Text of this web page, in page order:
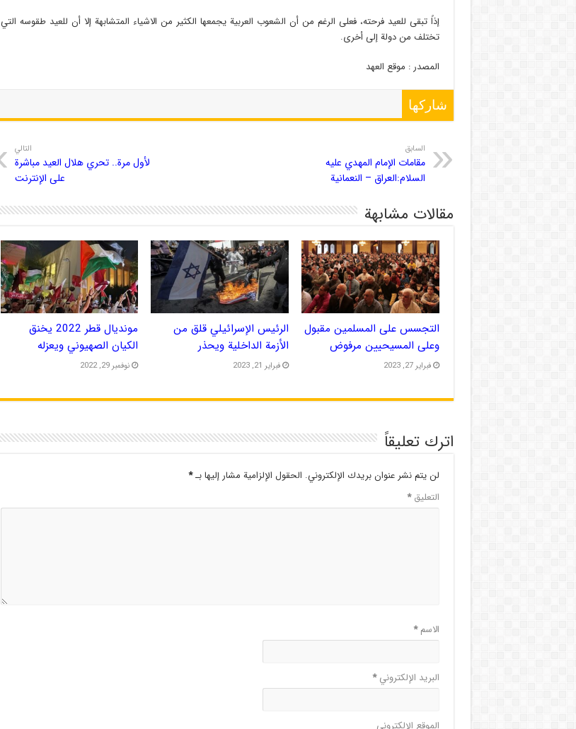
إذاً تبقى للعيد فرحته، فعلى الرغم من أن الشعوب العربية يجمعها الكثير من الاشياء المتشابهة إلا أن للعيد طقوسه التي
تختلف من دولة إلى أخرى.
المصدر : موقع العهد
شاركها
السابق
مقامات الإمام المهدي عليه
السلام:العراق – النعمانية
التالي
لأول مرة.. تحري هلال العيد مباشرة
على الإنترنت
مقالات مشابهة
التجسس على المسلمين مقبول
وعلى المسيحيين مرفوض
فبراير 27, 2023
الرئيس الإسرائيلي قلق من
الأزمة الداخلية ويحذر
فبراير 21, 2023
مونديال قطر 2022 يخنق
الكيان الصهيوني ويعزله
نوفمبر 29, 2022
اترك تعليقاً
لن يتم نشر عنوان بريدك الإلكتروني. الحقول الإلزامية مشار إليها بـ*
التعليق*
الاسم*
البريد الإلكتروني*
الموقع الإلكتروني